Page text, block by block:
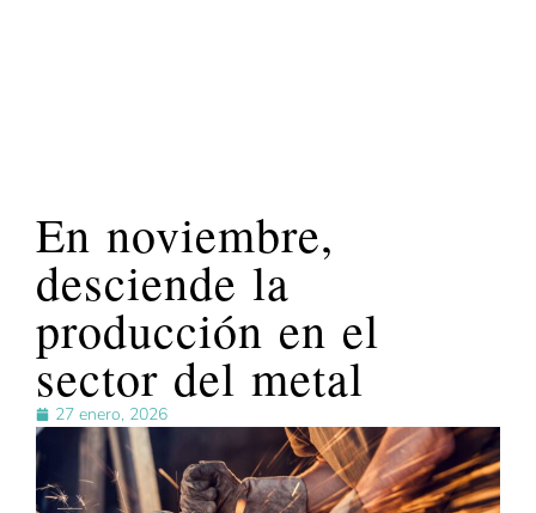
En noviembre,
desciende la
producción en el
sector del metal
27 enero, 2026